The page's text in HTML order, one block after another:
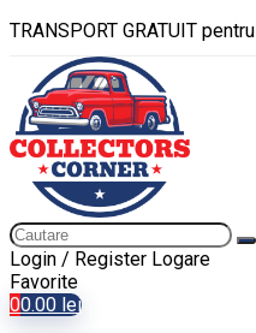
TRANSPORT GRATUIT
Login / Register Logare
Favorite
00.00 lei